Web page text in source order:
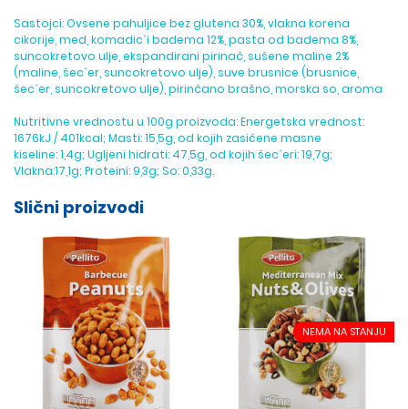
Sastojci: Ovsene pahuljice bez glutena 30%, vlakna korena
cikorije, med, komadic´i badema 12%, pasta od badema 8%,
suncokretovo ulje, ekspandirani pirinač, sušene maline 2%
(maline, šec´er, suncokretovo ulje), suve brusnice (brusnice,
šec´er, suncokretovo ulje), pirinčano brašno, morska so, aroma
Nutritivne vrednostu u 100g proizvoda: Energetska vrednost:
1676kJ / 401kcal; Masti: 15,5g, od kojih zasićene masne
kiseline: 1,4g; Ugljeni hidrati: 47,5g, od kojih šec´eri: 19,7g;
Vlakna:17,1g; Proteini: 9,3g; So: 0,33g.
Slični proizvodi
NEMA NA STANJU